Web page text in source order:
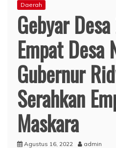
Daerah
Gebyar
Empat Desa
Gubernur
Serahkan
Maskara
Agustus 16, 2022 admin